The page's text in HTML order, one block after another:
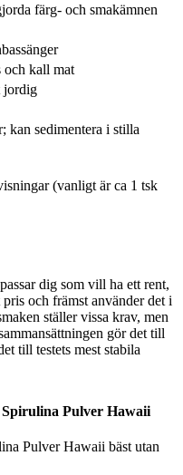
färg- och smakämnen
och kall mat
jordig
kan sedimentera i stilla
(vanligt är ca 1 tsk
dig som vill ha ett rent,
och främst använder det i
ställer vissa krav, men
gör det till
till testets mest stabila
Pulver Hawaii
Pulver Hawaii bäst utan